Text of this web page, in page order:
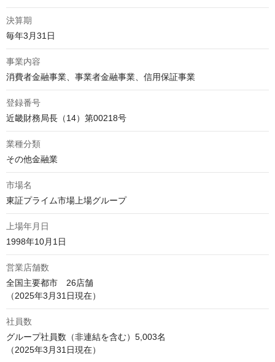
決算期
毎年3月31日
事業内容
消費者金融事業、事業者金融事業、信用保証事業
登録番号
近畿財務局長（14）第00218号
業種分類
その他金融業
市場名
東証プライム市場上場グループ
上場年月日
1998年10月1日
営業店舗数
全国主要都市　26店舗
（2025年3月31日現在）
社員数
グループ社員数（非連結を含む）5,003名
（2025年3月31日現在）